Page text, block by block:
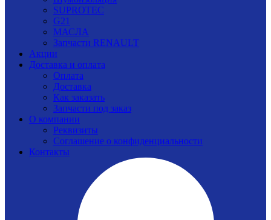
SUPROTEC
G21
МАСЛА
Запчасти RENAULT
Акции
Доставка и оплата
Оплата
Доставка
Как заказать
Запчасти под заказ
О компании
Реквизиты
Соглашение о конфиденциальности
Контакты